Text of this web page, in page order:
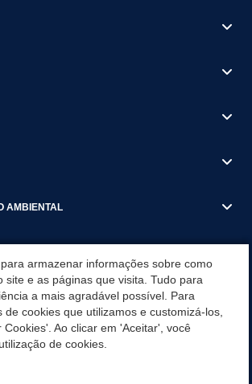
AMBIENTAL
DE RECEITA MUNICIPAL
armazenar informações sobre como
site e as páginas que visita. Tudo para
a mais agradável possível. Para
de cookies que utilizamos e customizá-los,
Cookies'. Ao clicar em 'Aceitar', você
de cookies.